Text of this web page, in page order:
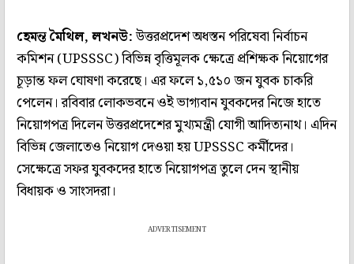
হেমন্ত মৈথিল, লখনউ:উত্তরপ্রদেশ অধস্তন পরিষেবা নির্বাচন
কমিশন (UPSSSC) বিভিন্ন বৃত্তিমূলক ক্ষেত্রে প্রশিক্ষক নিয়োগের
চূড়ান্ত ফল ঘোষণা করেছে। এর ফলে ১,৫১০ জন যুবক চাকরি
পেলেন। রবিবার লোকভবনে ওই ভাগ্যবান যুবকদের নিজে হাতে
নিয়োগপত্র দিলেন উত্তরপ্রদেশের মুখ্যমন্ত্রী যোগী আদিত্যনাথ। এদিন
বিভিন্ন জেলাতেও নিয়োগ দেওয়া হয় UPSSSC কর্মীদের।
সেক্ষেত্রে সফর যুবকদের হাতে নিয়োগপত্র তুলে দেন স্থানীয়
বিধায়ক ও সাংসদরা।
ADVERTISEMENT